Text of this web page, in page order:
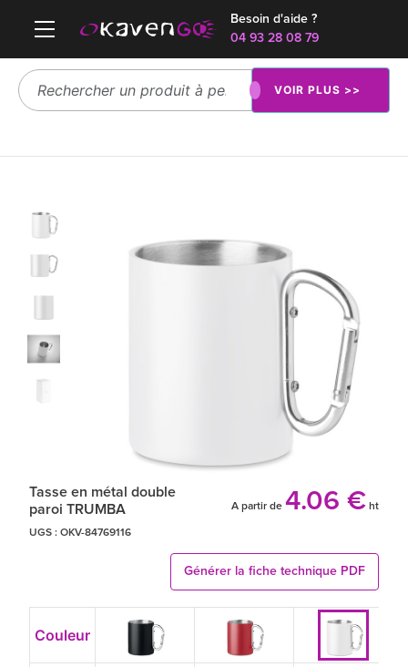
Besoin d'aide ?
04 93 28 08 79
VOIR PLUS >>
Tasse en métal double
paroi TRUMBA
A partir de 4.06 € ht
UGS : OKV-84769116
Générer la fiche technique PDF
Couleur